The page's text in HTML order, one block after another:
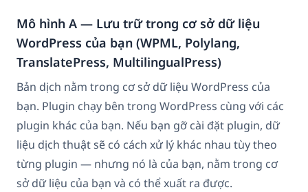
Mô hình A — Lưu trữ trong cơ sở dữ liệu
WordPress của bạn (WPML, Polylang,
TranslatePress, MultilingualPress)
Bản dịch nằm trong cơ sở dữ liệu WordPress của
bạn. Plugin chạy bên trong WordPress cùng với các
plugin khác của bạn. Nếu bạn gỡ cài đặt plugin, dữ
liệu dịch thuật sẽ có cách xử lý khác nhau tùy theo
từng plugin — nhưng nó là của bạn, nằm trong cơ
sở dữ liệu của bạn và có thể xuất ra được.